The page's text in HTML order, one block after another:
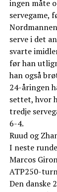
ingen måte
servegame,
serve i det
svarte
før han
han også
24-åringen
settet, hvor
tredje
6-4.
Ruud og
I neste
Marcos
ATP250-
Den danske